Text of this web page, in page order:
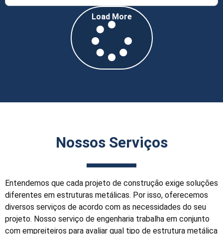
Load More
Nossos Serviços
Entendemos que cada projeto de construção exige soluções
diferentes em estruturas metálicas. Por isso, oferecemos
diversos serviços de acordo com as necessidades do seu
projeto. Nosso serviço de engenharia trabalha em conjunto
com empreiteiros para avaliar qual tipo de estrutura metálica